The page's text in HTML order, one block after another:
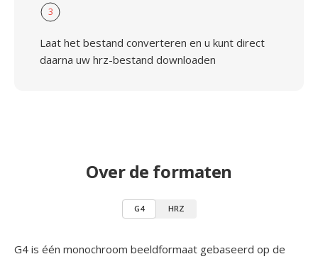
3
Laat het bestand converteren en u kunt direct
daarna uw hrz-bestand downloaden
Over de formaten
G4 HRZ
G4 is één monochroom beeldformaat gebaseerd op de